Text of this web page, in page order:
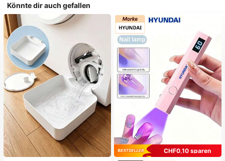
Könnte dir auch gefallen
CHF0,10 sparen